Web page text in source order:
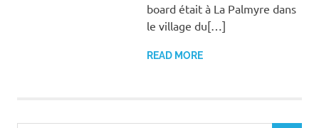
board était à La Palmyre dans
le village du[…]
READ MORE